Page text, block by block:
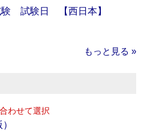
試験日 【西日本】
もっと見る »
わせて選択